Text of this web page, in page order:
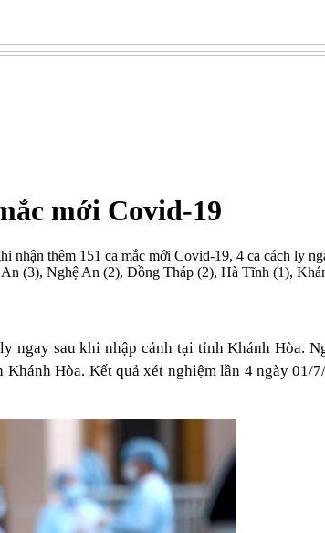
mới Covid-19
nhận thêm 151 ca mắc mới Covid-19, 4 ca cách ly
(3), Nghệ An (2), Đồng Tháp (2), Hà Tĩnh (1),
ngay sau khi nhập cảnh tại tỉnh Khánh Hòa.
Khánh Hòa. Kết quả xét nghiệm lần 4 ngày